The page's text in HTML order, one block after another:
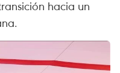
hacia un